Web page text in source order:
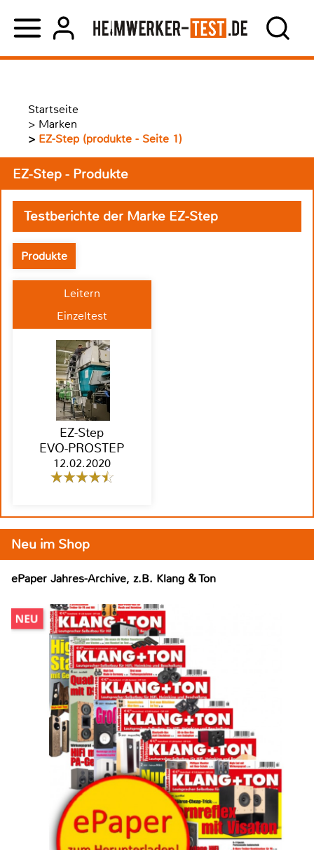
Startseite
> Marken
> EZ-Step (produkte - Seite 1)
EZ-Step - Produkte
Testberichte der Marke EZ-Step
Produkte
Leitern
Einzeltest
EZ-Step
EVO-PROSTEP
12.02.2020
Neu im Shop
ePaper Jahres-Archive, z.B. Klang & Ton